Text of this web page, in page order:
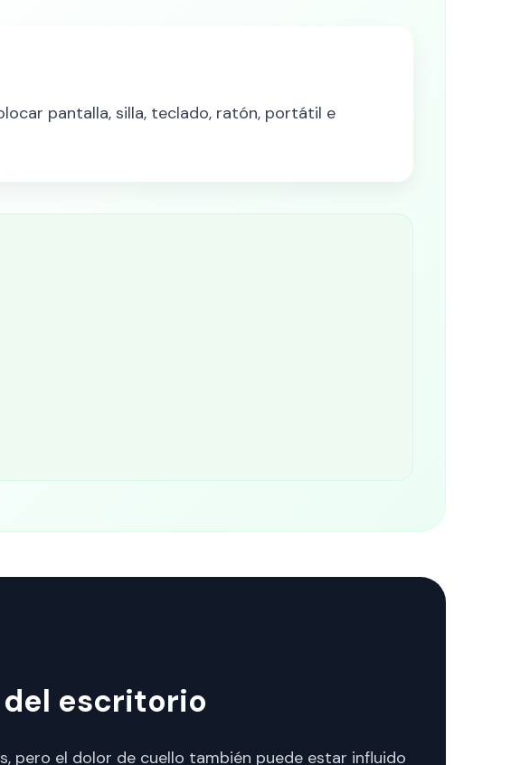
pantalla, silla, teclado, ratón, portátil e
escritorio
pero el dolor de cuello también puede estar influido